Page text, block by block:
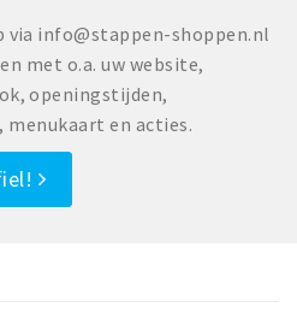
via info@stappen-shoppen.nl
met o.a. uw website,
openingstijden,
en acties.